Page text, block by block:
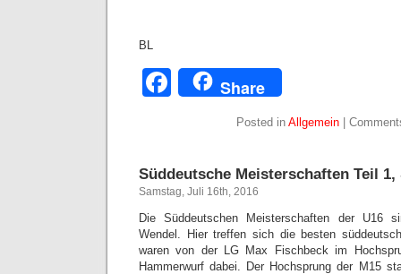
BL
Facebook
Share
Posted in Allgemein|
Süddeutsche Meisterschaften Teil 1,
Samstag, Juli 16th, 2016
Die Süddeutschen Meisterschaften der U16
Wendel. Hier treffen sich die besten
waren von der LG Max Fischbeck im
Hammerwurf dabei. Der Hochsprung der M15